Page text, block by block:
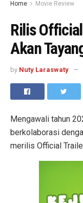
Home Movie Review
Rilis
Akan
by Nuty Laraswaty
Mengawali tahun
berkolaborasi
merilis Official